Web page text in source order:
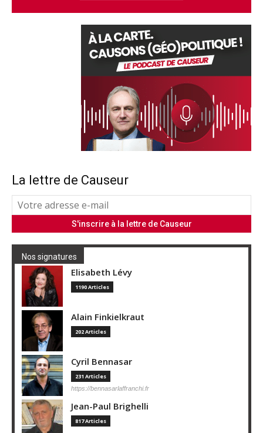
La lettre de Causeur
Nos signatures
Elisabeth Lévy
1190 Articles
Alain Finkielkraut
202 Articles
Cyril Bennasar
231 Articles
https://bennasarlaffranchi.fr
Jean-Paul Brighelli
817 Articles